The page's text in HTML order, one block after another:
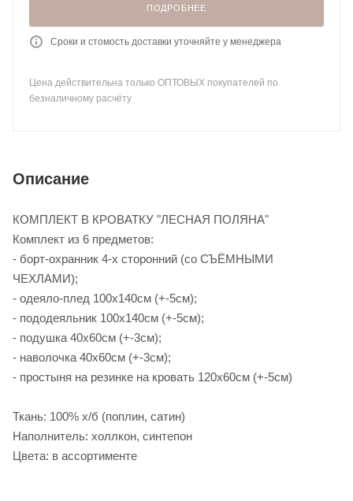
ПОДРОБНЕЕ
Сроки и стомость доставки уточняйте у менеджера
Цена действительна только ОПТОВЫХ покупателей по
безналичному расчёту
Описание
КОМПЛЕКТ В КРОВАТКУ "ЛЕСНАЯ ПОЛЯНА"
Комплект из 6 предметов:
- борт-охранник 4-х сторонний (со СЪЁМНЫМИ
ЧЕХЛАМИ);
- одеяло-плед 100х140см (+-5см);
- пододеяльник 100х140см (+-5см);
- подушка 40х60см (+-3см);
- наволочка 40х60см (+-3см);
- простыня на резинке на кровать 120х60см (+-5см)
Ткань: 100% х/б (поплин, сатин)
Наполнитель: холлкон, синтепон
Цвета: в ассортименте